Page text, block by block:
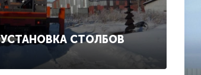
УСТАНОВКА СТОЛБОВ